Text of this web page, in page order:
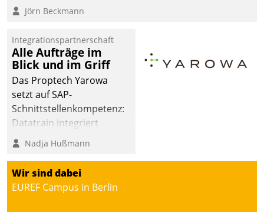
Jörn Beckmann
Integrationspartnerschaft
Alle Aufträge im
Blick und im Griff
Das Proptech Yarowa
setzt auf SAP-
Schnittstellenkompetenz:
Datatrain integriert
Yarowas Portal zur
Vergabe und Verwaltung
von Aufträgen der
operativen
Instandhaltung in die
Nadja Hußmann
Wir sind dabei
EUREF Campus in Berlin